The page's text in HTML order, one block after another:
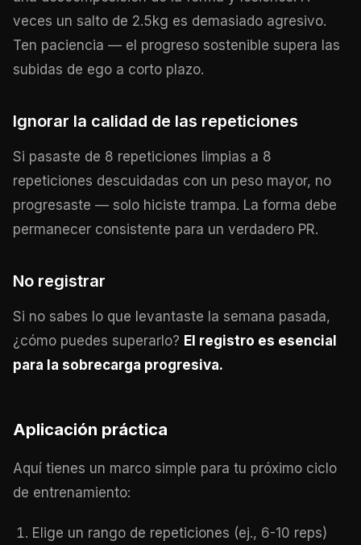
veces un salto de 2.5kg es demasiado agresivo.
Ten paciencia — el progreso sostenible supera las
subidas de ego a corto plazo.
Ignorar la calidad de las repeticiones
Si pasaste de 8 repeticiones limpias a 8
repeticiones descuidadas con un peso mayor, no
progresaste — solo hiciste trampa. La forma debe
permanecer consistente para un verdadero PR.
No registrar
Si no sabes lo que levantaste la semana pasada,
¿cómo puedes superarlo? El registro es esencial
para la sobrecarga progresiva.
Aplicación práctica
Aquí tienes un marco simple para tu próximo ciclo
de entrenamiento:
Elige un rango de repeticiones (ej., 6-10 reps)